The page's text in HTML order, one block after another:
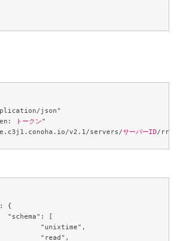
json"
トークン"
v2.1/servers/サーバーID